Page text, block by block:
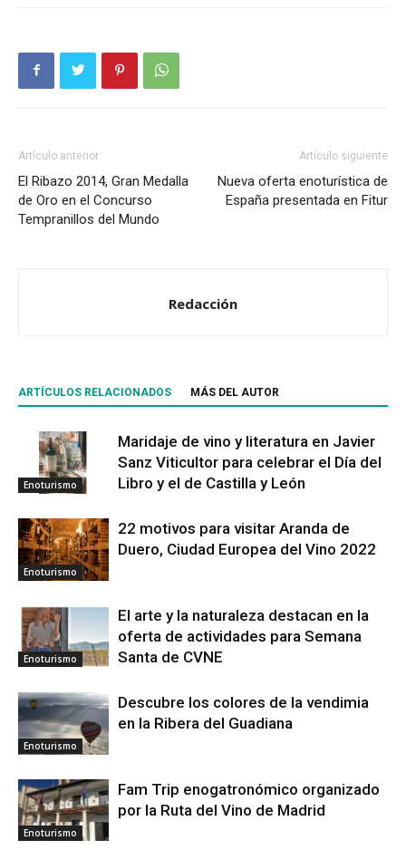
Artículo anterior
El Ribazo 2014, Gran Medalla
de Oro en el Concurso
Tempranillos del Mundo
Artículo siguiente
Nueva oferta enoturística de
España presentada en Fitur
Redacción
ARTÍCULOS RELACIONADOS MÁS DEL AUTOR
Enoturismo
Maridaje de vino y literatura en Javier
Sanz Viticultor para celebrar el Día del
Libro y el de Castilla y León
Enoturismo
22 motivos para visitar Aranda de
Duero, Ciudad Europea del Vino 2022
Enoturismo
El arte y la naturaleza destacan en la
oferta de actividades para Semana
Santa de CVNE
Enoturismo
Descubre los colores de la vendimia
en la Ribera del Guadiana
Enoturismo
Fam Trip enogatronómico organizado
por la Ruta del Vino de Madrid